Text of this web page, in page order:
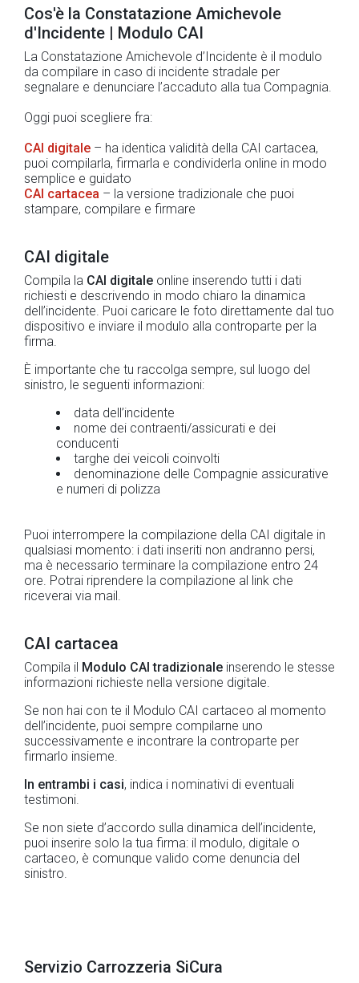
Cos'è la Constatazione Amichevole
d'Incidente | Modulo CAI
La Constatazione Amichevole d’Incidente è il modulo
da compilare in caso di incidente stradale per
segnalare e denunciare l’accaduto alla tua Compagnia.
Oggi puoi scegliere fra:
CAI digitale – ha identica validità della CAI cartacea,
puoi compilarla, firmarla e condividerla online in modo
semplice e guidato
CAI cartacea – la versione tradizionale che puoi
stampare, compilare e firmare
CAI digitale
Compila la CAI digitale online inserendo tutti i dati
richiesti e descrivendo in modo chiaro la dinamica
dell’incidente. Puoi caricare le foto direttamente dal tuo
dispositivo e inviare il modulo alla controparte per la
firma.
È importante che tu raccolga sempre, sul luogo del
sinistro, le seguenti informazioni:
data dell’incidente
nome dei contraenti/assicurati e dei
conducenti
targhe dei veicoli coinvolti
denominazione delle Compagnie assicurative
e numeri di polizza
Puoi interrompere la compilazione della CAI digitale in
qualsiasi momento: i dati inseriti non andranno persi,
ma è necessario terminare la compilazione entro 24
ore. Potrai riprendere la compilazione al link che
riceverai via mail.
CAI cartacea
Compila il Modulo CAI tradizionale inserendo le stesse
informazioni richieste nella versione digitale.
Se non hai con te il Modulo CAI cartaceo al momento
dell’incidente, puoi sempre compilarne uno
successivamente e incontrare la controparte per
firmarlo insieme.
In entrambi i casi, indica i nominativi di eventuali
testimoni.
Se non siete d’accordo sulla dinamica dell’incidente,
puoi inserire solo la tua firma: il modulo, digitale o
cartaceo, è comunque valido come denuncia del
sinistro.
Servizio Carrozzeria SiCura